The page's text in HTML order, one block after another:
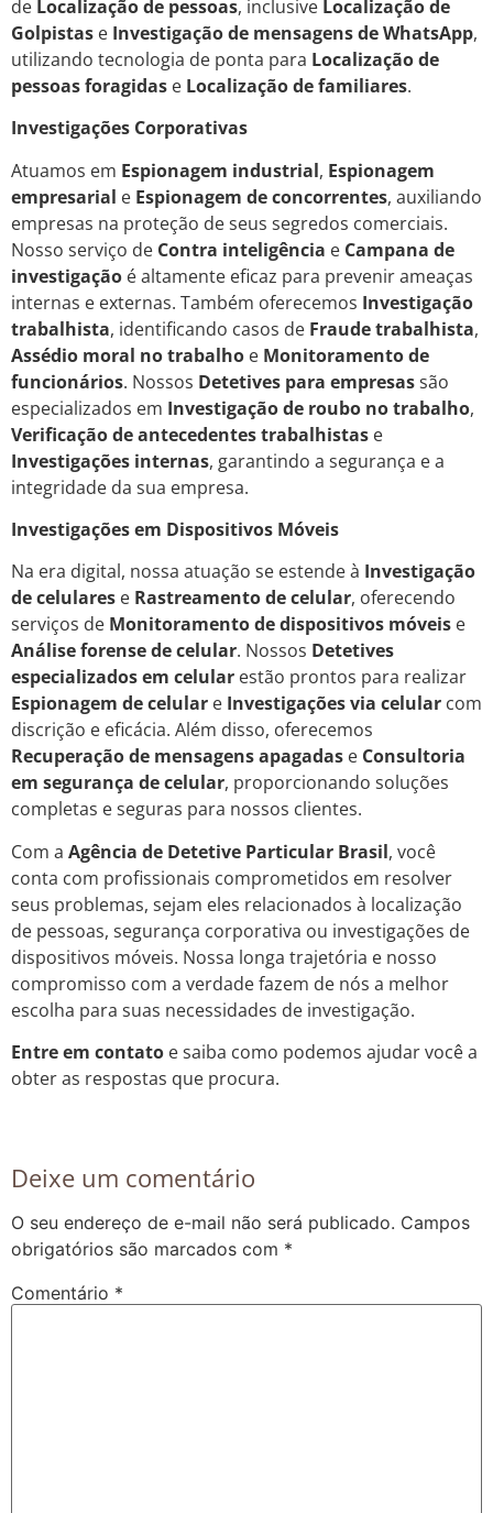
de Localização de pessoas, inclusive Localização de
Golpistas e Investigação de mensagens de WhatsApp,
utilizando tecnologia de ponta para Localização de
pessoas foragidas e Localização de familiares.
Investigações Corporativas
Atuamos em Espionagem industrial, Espionagem
empresarial e Espionagem de concorrentes, auxiliando
empresas na proteção de seus segredos comerciais.
Nosso serviço de Contra inteligência e Campana de
investigação é altamente eficaz para prevenir ameaças
internas e externas. Também oferecemos Investigação
trabalhista, identificando casos de Fraude trabalhista,
Assédio moral no trabalho e Monitoramento de
funcionários. Nossos Detetives para empresassão
especializados em Investigação de roubo no trabalho,
Verificação de antecedentes trabalhistas e
Investigações internas, garantindo a segurança e a
integridade da sua empresa.
Investigações em Dispositivos Móveis
Na era digital, nossa atuação se estende à Investigação
de celulares e Rastreamento de celular, oferecendo
serviços de Monitoramento de dispositivos móveis e
Análise forense de celular. Nossos Detetives
especializados em celular estão prontos para realizar
Espionagem de celular e Investigações via celular com
discrição e eficácia. Além disso, oferecemos
Recuperação de mensagens apagadas e Consultoria
em segurança de celular, proporcionando soluções
completas e seguras para nossos clientes.
Com a Agência de Detetive Particular Brasil, você
conta com profissionais comprometidos em resolver
seus problemas, sejam eles relacionados à localização
de pessoas, segurança corporativa ou investigações de
dispositivos móveis. Nossa longa trajetória e nosso
compromisso com a verdade fazem de nós a melhor
escolha para suas necessidades de investigação.
Entre em contato e saiba como podemos ajudar você a
obter as respostas que procura.
Deixe um comentário
O seu endereço de e-mail não será publicado. Campos
obrigatórios são marcados com *
Comentário *